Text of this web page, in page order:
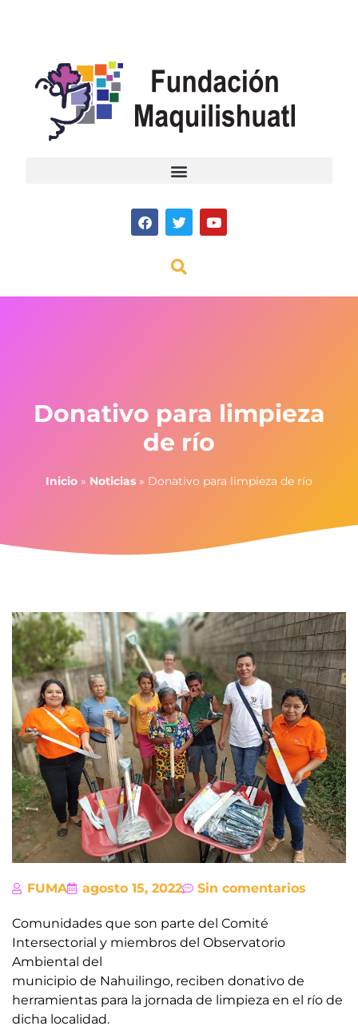
Donativo para limpieza
de río
Inicio » Noticias » Donativo para limpieza de río
FUMA agosto 15, 2022 Sin comentarios
Comunidades que son parte del Comité
Intersectorial y miembros del Observatorio
Ambiental del
municipio de Nahuilingo, reciben donativo de
herramientas para la jornada de limpieza en el río de
dicha localidad.